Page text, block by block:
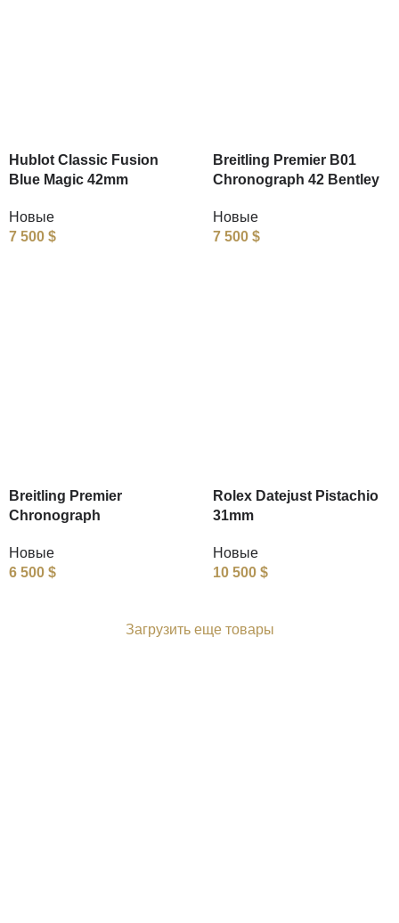
Hublot Classic Fusion
Blue Magic 42mm
Новые
7 500 $
Breitling Premier B01
Chronograph 42 Bentley
Новые
7 500 $
Breitling Premier
Chronograph
Новые
6 500 $
Rolex Datejust Pistachio
31mm
Новые
10 500 $
Загрузить еще товары